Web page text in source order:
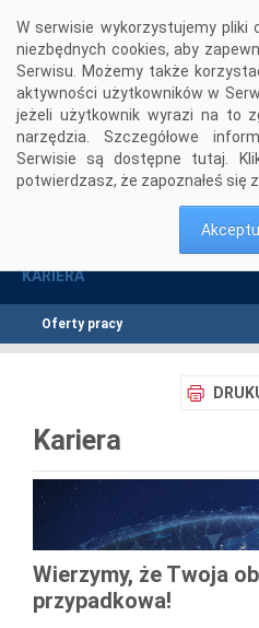
W serwisie wykorzystujemy pliki
niezbędnych cookies, aby
Serwisu. Możemy także
aktywności użytkowników w
jeżeli użytkownik wyrazi na to
narzędzia. Szczegółowe
Serwisie są dostępne tutaj .
potwierdzasz, że zapoznałeś się
KARIERA
Oferty pracy
Kariera
Wierzymy, że Twoja
przypadkowa!